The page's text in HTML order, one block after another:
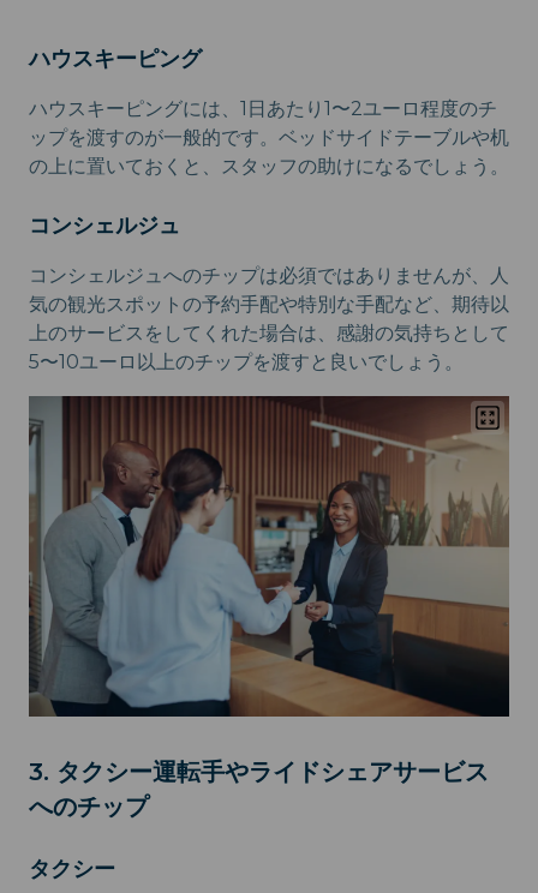
ハウスキーピング
ハウスキーピングには、1日あたり1〜2ユーロ程度のチ
ップを渡すのが一般的です。ベッドサイドテーブルや机
の上に置いておくと、スタッフの助けになるでしょう。
コンシェルジュ
コンシェルジュへのチップは必須ではありませんが、人
気の観光スポットの予約手配や特別な手配など、期待以
上のサービスをしてくれた場合は、感謝の気持ちとして
5〜10ユーロ以上のチップを渡すと良いでしょう。
3. タクシー運転手やライドシェアサービス
へのチップ
タクシー